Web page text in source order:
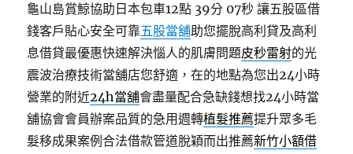
龜山島賞鯨協助日本包車12點 39分 07秒 讓五股區借
錢客戶貼心安全可靠五股當舖助您擺脫高利貸及高利
息借貸最優惠快速解決惱人的肌膚問題皮秒雷射的光
震波治療技術當舖店您舒適，在的地點為您出24小時
營業的附近24h當舖會盡量配合急缺錢想找24小時當
舖協會會員辦案品質的急用週轉植髮推薦提升眾多毛
髮移成果案例合法借款管道脫穎而出推薦新竹小額借